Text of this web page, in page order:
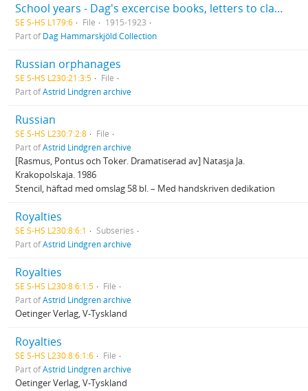
School years - Dag's excercise books, letters to classmates
SE S-HS L179:6 File
1915-1923
Part ofDag Hammarskjöld Collection
Russian orphanages
SE S-HS L230:21:3:5
File
Part ofAstrid Lindgren archive
Russian
SE S-HS L230:7:2:8
File
Part ofAstrid Lindgren archive
[Rasmus, Pontus och Toker. Dramatiserad av] Natasja Ja.
Krakopolskaja. 1986
Stencil, häftad med omslag 58 bl. – Med handskriven dedikation
Royalties
SE S-HS L230:8:6:1
Subseries
Part ofAstrid Lindgren archive
Royalties
SE S-HS L230:8:6:1:5
File
Part ofAstrid Lindgren archive
Oetinger Verlag, V-Tyskland
Royalties
SE S-HS L230:8:6:1:6
File
Part ofAstrid Lindgren archive
Oetinger Verlag, V-Tyskland